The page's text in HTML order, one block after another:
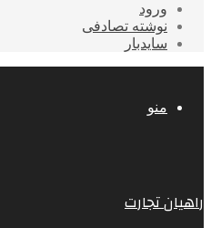
ورود
نوشته تصادفی
سایدبار
منو
راهیان تجارت